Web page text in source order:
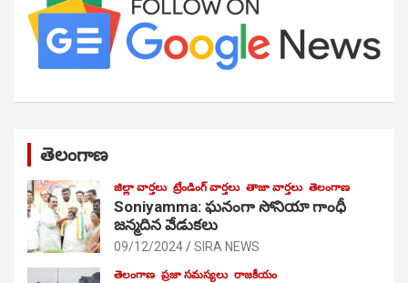
తెలంగాణ
జిల్లా వార్తలు ట్రేండింగ్ వార్తలు తాజా వార్తలు తెలంగాణ
Soniyamma: ఘ‌నంగా సోనియా గాంధీ
జ‌న్మ‌దిన వేడుక‌లు
09/12/2024 SIRA NEWS
తెలంగాణ ప్రజా సమస్యలు రాజకీయం